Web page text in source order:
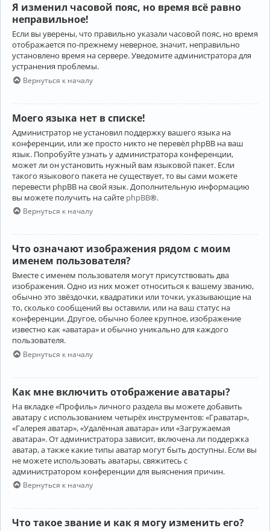
Я изменил часовой пояс, но время всё равно
неправильное!
Если вы уверены, что правильно указали часовой пояс, но время
отображается по-прежнему неверное, значит, неправильно
установлено время на сервере. Уведомите администратора для
устранения проблемы.
Вернуться к началу
Моего языка нет в списке!
Администратор не установил поддержку вашего языка на
конференции, или же просто никто не перевёл phpBB на ваш
язык. Попробуйте узнать у администратора конференции,
может ли он установить нужный вам языковой пакет. Если
такого языкового пакета не существует, то вы сами можете
перевести phpBB на свой язык. Дополнительную информацию
вы можете получить на сайте phpBB®.
Вернуться к началу
Что означают изображения рядом с моим
именем пользователя?
Вместе с именем пользователя могут присутствовать два
изображения. Одно из них может относиться к вашему званию,
обычно это звёздочки, квадратики или точки, указывающие на
то, сколько сообщений вы оставили, или на ваш статус на
конференции. Другое, обычно более крупное, изображение
известно как «аватара» и обычно уникально для каждого
пользователя.
Вернуться к началу
Как мне включить отображение аватары?
На вкладке «Профиль» личного раздела вы можете добавить
аватару с использованием четырёх инструментов: «Граватар»,
«Галерея аватар», «Удалённая аватара» или «Загружаемая
аватара». От администратора зависит, включена ли поддержка
аватар, а также какие типы аватар могут быть доступны. Если вы
не можете использовать аватары, свяжитесь с
администратором конференции для выяснения причин.
Вернуться к началу
Что такое звание и как я могу изменить его?